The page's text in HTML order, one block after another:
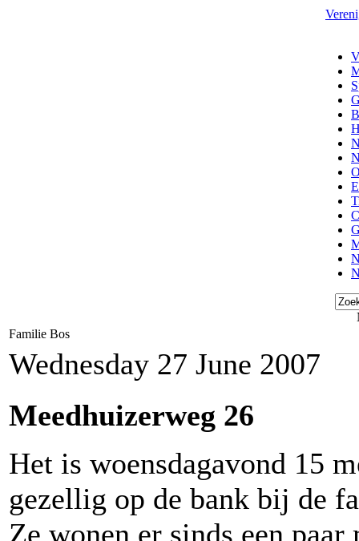
Familie Bos
Wednesday 27 June 2007
Meedhuizerweg 26
Het is woensdagavond 15
gezellig op de bank bij de
Ze wonen er sinds een paar